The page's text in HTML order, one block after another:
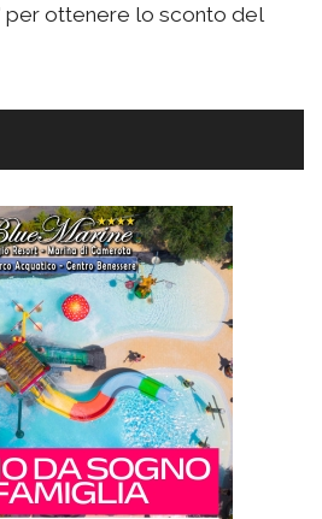
per ottenere lo sconto del